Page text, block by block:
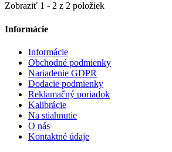
Zobraziť 1 - 2 z 2 položiek
Informácie
Informácie
Obchodné podmienky
Nariadenie GDPR
Dodacie podmienky
Reklamačný poriadok
Kalibrácie
Na stiahnutie
O nás
Kontaktné údaje